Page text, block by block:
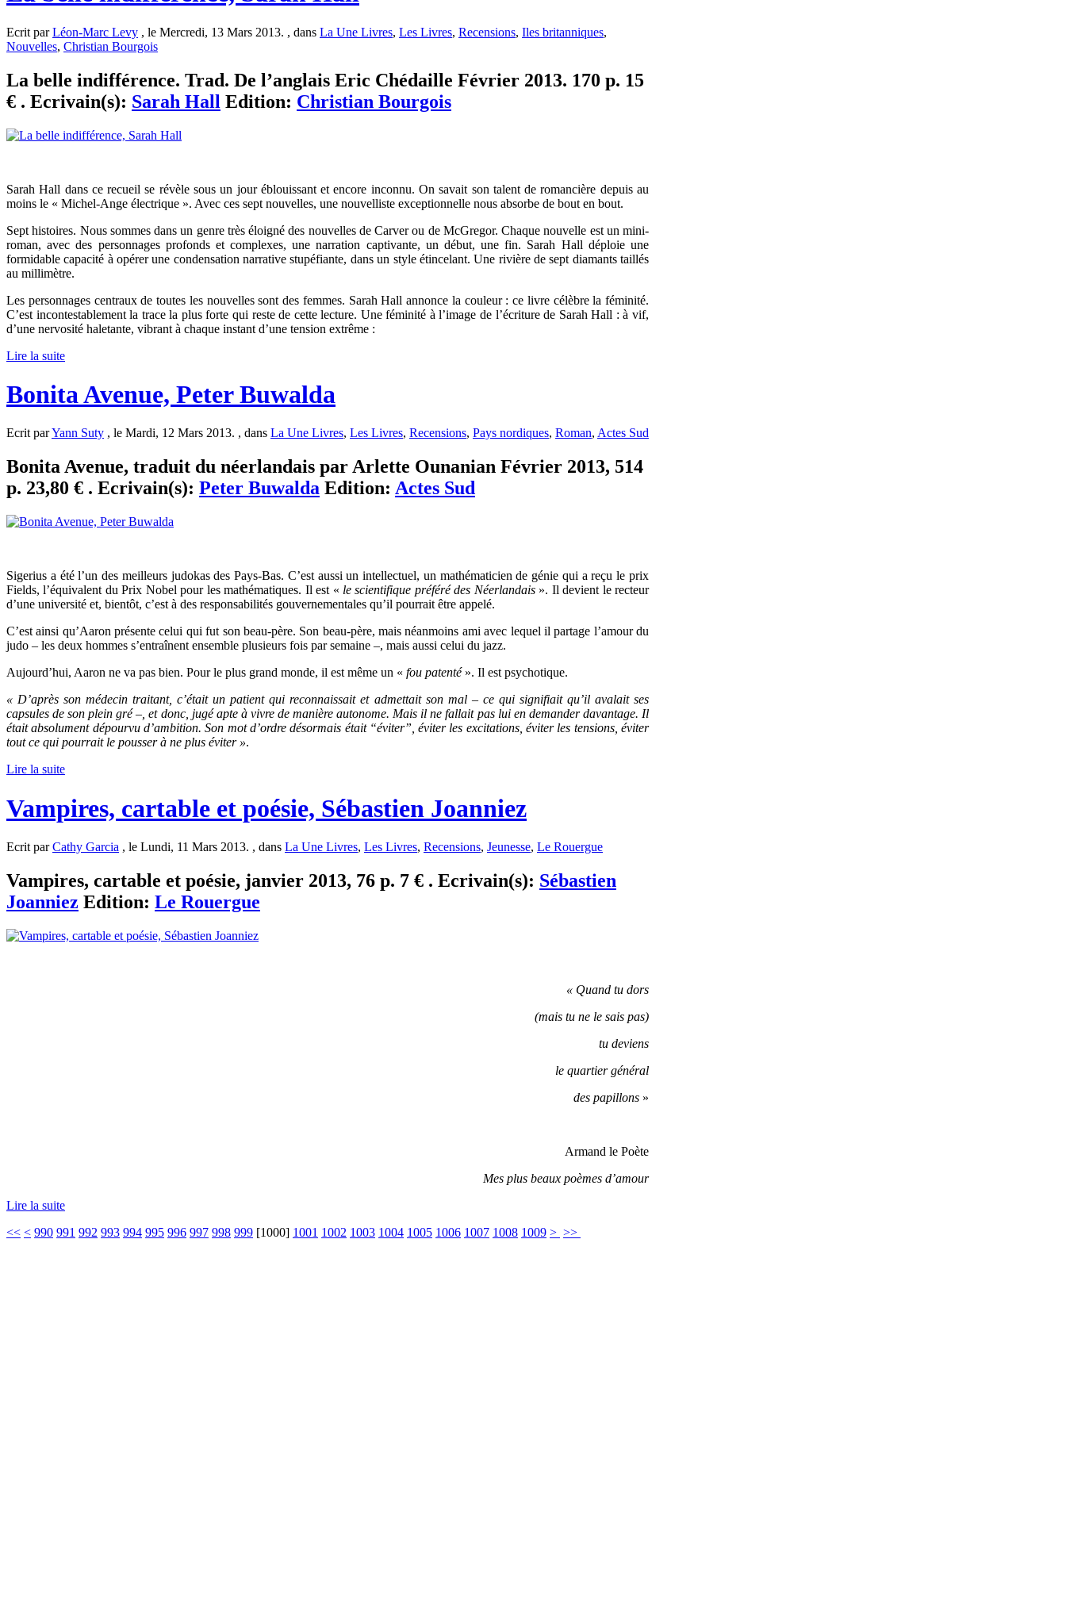
Ecrit parLéon-Marc Levy , le Mercredi, 13 Mars 2013. , dans La Une Livres, Les Livres, Recensions, Iles britanniques,
Nouvelles, Christian Bourgois
La belle indifférence. Trad. De l’anglais Eric Chédaille Février 2013. 170 p. 15
€ . Ecrivain(s): Sarah Hall Edition: Christian Bourgois
Sarah Hall dans ce recueil se révèle sous un jour éblouissant et encore inconnu. On savait son talent de romancière depuis au
moins le « Michel-Ange électrique ». Avec ces sept nouvelles, une nouvelliste exceptionnelle nous absorbe de bout en bout.
Sept histoires. Nous sommes dans un genre très éloigné des nouvelles de Carver ou de McGregor. Chaque nouvelle est un mini-
roman, avec des personnages profonds et complexes, une narration captivante, un début, une fin. Sarah Hall déploie une
formidable capacité à opérer une condensation narrative stupéfiante, dans un style étincelant. Une rivière de sept diamants taillés
au millimètre.
Les personnages centraux de toutes les nouvelles sont des femmes. Sarah Hall annonce la couleur : ce livre célèbre la féminité.
C’est incontestablement la trace la plus forte qui reste de cette lecture. Une féminité à l’image de l’écriture de Sarah Hall : à vif,
d’une nervosité haletante, vibrant à chaque instant d’une tension extrême :
Lire la suite
Bonita Avenue, Peter Buwalda
Ecrit parYann Suty , le Mardi, 12 Mars 2013. , dans La Une Livres, Les Livres, Recensions, Pays nordiques, Roman, Actes Sud
Bonita Avenue, traduit du néerlandais par Arlette Ounanian Février 2013, 514
p. 23,80 € . Ecrivain(s): Peter Buwalda Edition: Actes Sud
Sigerius a été l’un des meilleurs judokas des Pays-Bas. C’est aussi un intellectuel, un mathématicien de génie qui a reçu le prix
Fields, l’équivalent du Prix Nobel pour les mathématiques. Il est « le scientifique préféré des Néerlandais». Il devient le recteur
d’une université et, bientôt, c’est à des responsabilités gouvernementales qu’il pourrait être appelé.
C’est ainsi qu’Aaron présente celui qui fut son beau-père. Son beau-père, mais néanmoins ami avec lequel il partage l’amour du
judo – les deux hommes s’entraînent ensemble plusieurs fois par semaine –, mais aussi celui du jazz.
Aujourd’hui, Aaron ne va pas bien. Pour le plus grand monde, il est même un « fou patenté». Il est psychotique.
« D’après son médecin traitant, c’était un patient qui reconnaissait et admettait son mal – ce qui signifiait qu’il avalait ses
capsules de son plein gré –, et donc, jugé apte à vivre de manière autonome. Mais il ne fallait pas lui en demander davantage. Il
était absolument dépourvu d’ambition. Son mot d’ordre désormais était “éviter”, éviter les excitations, éviter les tensions, éviter
tout ce qui pourrait le pousser à ne plus éviter ».
Lire la suite
Vampires, cartable et poésie, Sébastien Joanniez
Ecrit parCathy Garcia , le Lundi, 11 Mars 2013. , dans La Une Livres, Les Livres, Recensions, Jeunesse, Le Rouergue
Vampires, cartable et poésie, janvier 2013, 76 p. 7 € . Ecrivain(s): Sébastien
Joanniez Edition: Le Rouergue
« Quand tu dors
(mais tu ne le sais pas)
tu deviens
le quartier général
des papillons »
Armand le Poète
Mes plus beaux poèmes d’amour
Lire la suite
<< < 990 991 992 993 994 995 996 997 998 999 [1000] 1001 1002 1003 1004 1005 1006 1007 1008 1009 > >>